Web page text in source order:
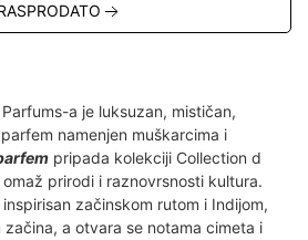
a je luksuzan, mističan,
namenjen muškarcima i
pripada kolekciji Collection d
prirodi i raznovrsnosti kultura.
začinskom rutom i Indijom,
a otvara se notama cimeta i